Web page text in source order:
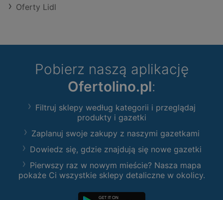
Oferty Lidl
Pobierz naszą aplikację
Ofertolino.pl:
Filtruj sklepy według kategorii i przeglądaj
produkty i gazetki
Zaplanuj swoje zakupy z naszymi gazetkami
Dowiedz się, gdzie znajdują się nowe gazetki
Pierwszy raz w nowym mieście? Nasza mapa
pokaże Ci wszystkie sklepy detaliczne w okolicy.